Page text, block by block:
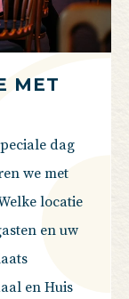
MET
dag
we met
locatie
en uw
en Huis